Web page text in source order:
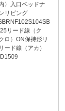
〉入口ベッドナ
リビング
リード線（ク
ロ）ON保持形リ
ード線（アカ）